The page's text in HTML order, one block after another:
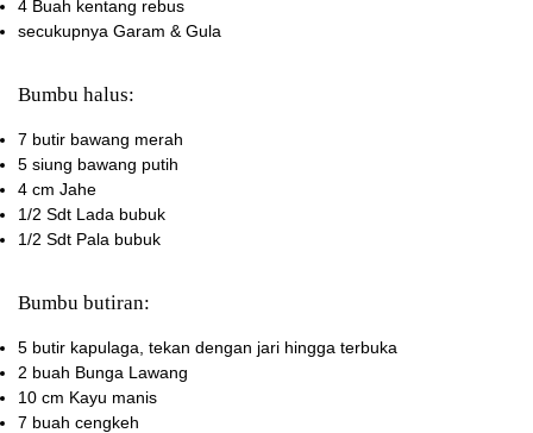
4 Buah kentang rebus
secukupnya Garam & Gula
Bumbu halus:
7 butir bawang merah
5 siung bawang putih
4 cm Jahe
1/2 Sdt Lada bubuk
1/2 Sdt Pala bubuk
Bumbu butiran:
5 butir kapulaga, tekan dengan jari hingga terbuka
2 buah Bunga Lawang
10 cm Kayu manis
7 buah cengkeh